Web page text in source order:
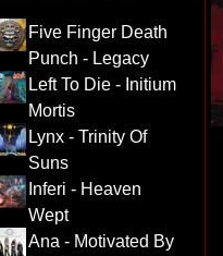
Five Finger Death
Punch - Legacy
Left To Die - Initium
Mortis
Lynx - Trinity Of
Suns
Inferi - Heaven
Wept
Ana - Motivated By